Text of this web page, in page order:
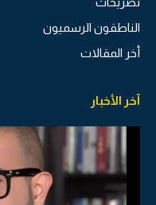
الناطقون الرسميون
أخر المقالات
آخر الأخبار